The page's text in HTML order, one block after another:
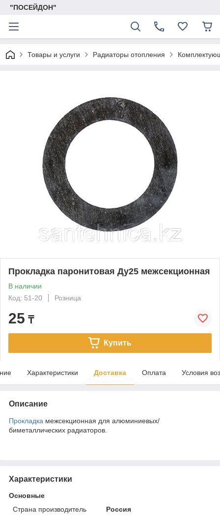
"ПОСЕЙДОН"
Товары и услуги Радиаторы отопления
Прокладка паронитовая Ду25 межсекционная
В наличии
Код: 51-20
Розница
25 ₸
Купить
Характеристики Доставка Оплата Условия
Описание
Прокладка межсекционная для алюминиевых/
биметаллических радиаторов.
Характеристики
Основные
Страна производитель
Россия